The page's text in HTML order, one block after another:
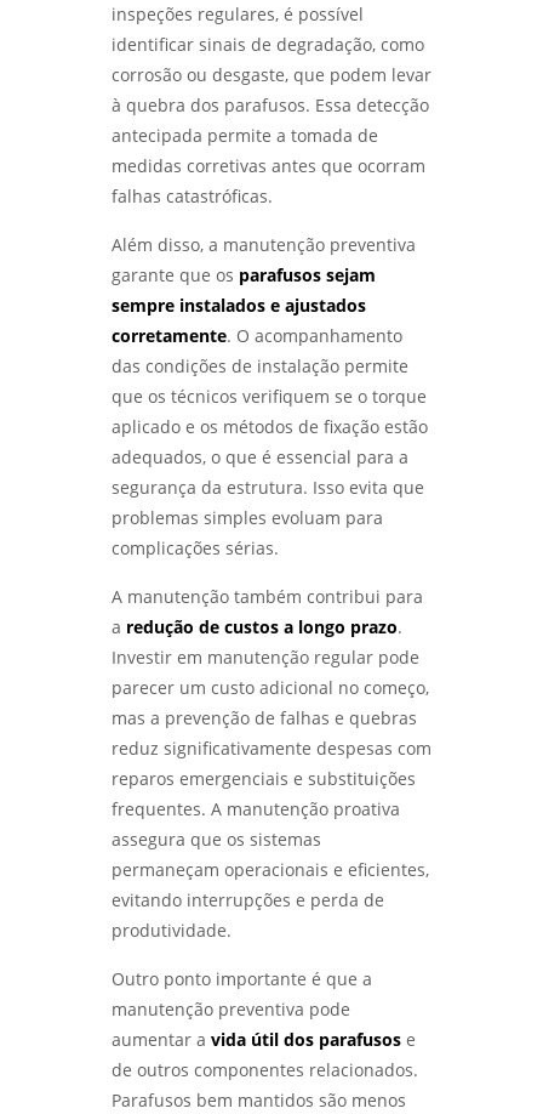
inspeções regulares, é possível
identificar sinais de degradação, como
corrosão ou desgaste, que podem levar
à quebra dos parafusos. Essa detecção
antecipada permite a tomada de
medidas corretivas antes que ocorram
falhas catastróficas.
Além disso, a manutenção preventiva
garante que os parafusos sejam
sempre instalados e ajustados
corretamente. O acompanhamento
das condições de instalação permite
que os técnicos verifiquem se o torque
aplicado e os métodos de fixação estão
adequados, o que é essencial para a
segurança da estrutura. Isso evita que
problemas simples evoluam para
complicações sérias.
A manutenção também contribui para
a redução de custos a longo prazo.
Investir em manutenção regular pode
parecer um custo adicional no começo,
mas a prevenção de falhas e quebras
reduz significativamente despesas com
reparos emergenciais e substituições
frequentes. A manutenção proativa
assegura que os sistemas
permaneçam operacionais e eficientes,
evitando interrupções e perda de
produtividade.
Outro ponto importante é que a
manutenção preventiva pode
aumentar a vida útil dos parafusose
de outros componentes relacionados.
Parafusos bem mantidos são menos